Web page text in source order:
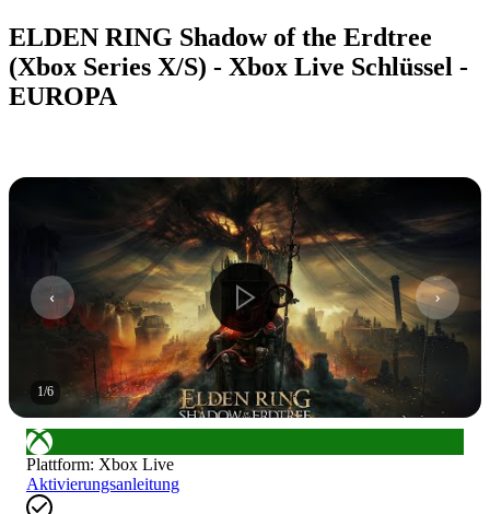
ELDEN RING Shadow of the Erdtree
(Xbox Series X/S) - Xbox Live Schlüssel -
EUROPA
1/6
Plattform: Xbox Live
Aktivierungsanleitung